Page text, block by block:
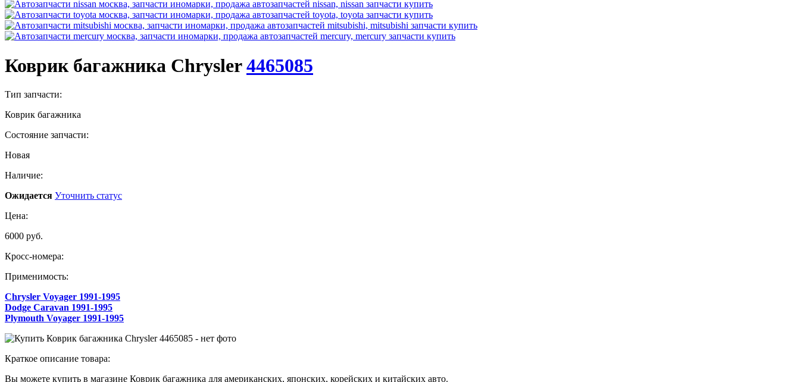
Коврик багажника Chrysler4465085
Тип запчасти:
Коврик багажника
Состояние запчасти:
Новая
Наличие:
Ожидается Уточнить статус
Цена:
6000 руб.
Кросс-номера:
Применимость:
Chrysler Voyager 1991-1995
Dodge Caravan 1991-1995
Plymouth Voyager 1991-1995
Краткое описание товара:
Вы можете купить в магазине Коврик багажника для американских, японских, корейских и китайских авто.